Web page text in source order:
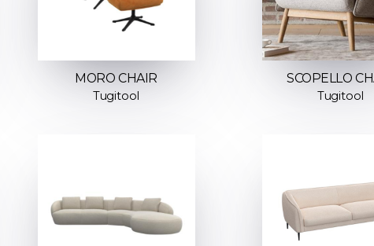
MORO CHAIR
Tugitool
SCOPELLO
Tugitool